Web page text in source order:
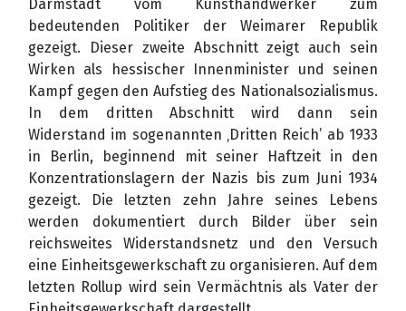
Darmstadt vom Kunsthandwerker zum
bedeutenden Politiker der Weimarer Republik
gezeigt. Dieser zweite Abschnitt zeigt auch sein
Wirken als hessischer Innenminister und seinen
Kampf gegen den Aufstieg des Nationalsozialismus.
In dem dritten Abschnitt wird dann sein
Widerstand im sogenannten ‚Dritten Reich’ ab 1933
in Berlin, beginnend mit seiner Haftzeit in den
Konzentrationslagern der Nazis bis zum Juni 1934
gezeigt. Die letzten zehn Jahre seines Lebens
werden dokumentiert durch Bilder über sein
reichsweites Widerstandsnetz und den Versuch
eine Einheitsgewerkschaft zu organisieren. Auf dem
letzten Rollup wird sein Vermächtnis als Vater der